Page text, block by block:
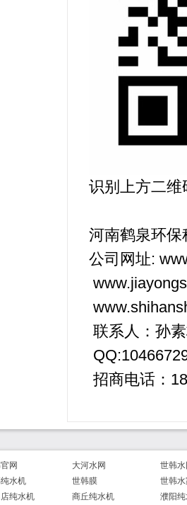
识别上方二
河南鹤泉环
公司网址:
联系人：孙
招商电话：
网 大河水网
世韩
水机 世韩膜
世韩
纯水机 商丘纯水机
濮阳